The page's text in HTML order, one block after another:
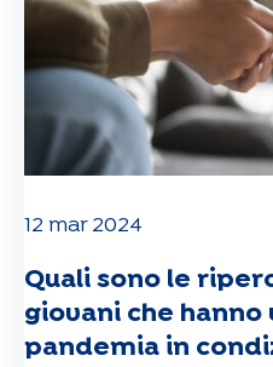
12 mar 2024
Quali sono le
giovani che hanno
pandemia in